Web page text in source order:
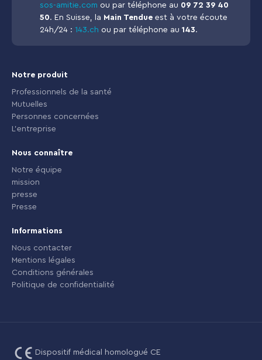
sos-amitie.com ou par téléphone au 09 72 39 40
50. En Suisse, la Main Tendue est à votre écoute
24h/24 : 143.ch ou par téléphone au 143.
Notre produit
Professionnels de la santé
Mutuelles
Personnes concernées
L'entreprise
Nous connaître
Notre équipe
mission
presse
Presse
Informations
Nous contacter
Mentions légales
Conditions générales
Politique de confidentialité
Dispositif médical homologué CE